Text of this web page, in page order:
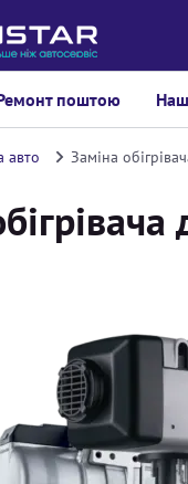
поштою
авто Заміна